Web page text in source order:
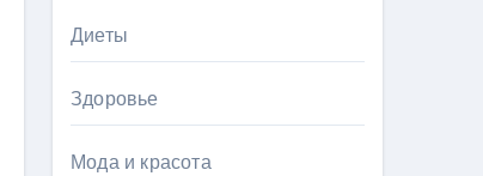
Диеты
Здоровье
Мода и красота